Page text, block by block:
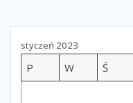
styczeń 2023
P W Ś